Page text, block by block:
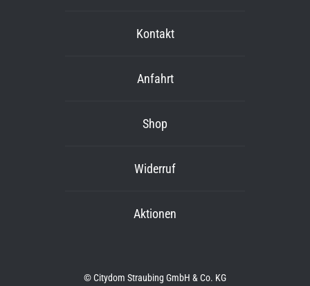
Kontakt
Anfahrt
Shop
Widerruf
Aktionen
© Citydom Straubing GmbH & Co. KG